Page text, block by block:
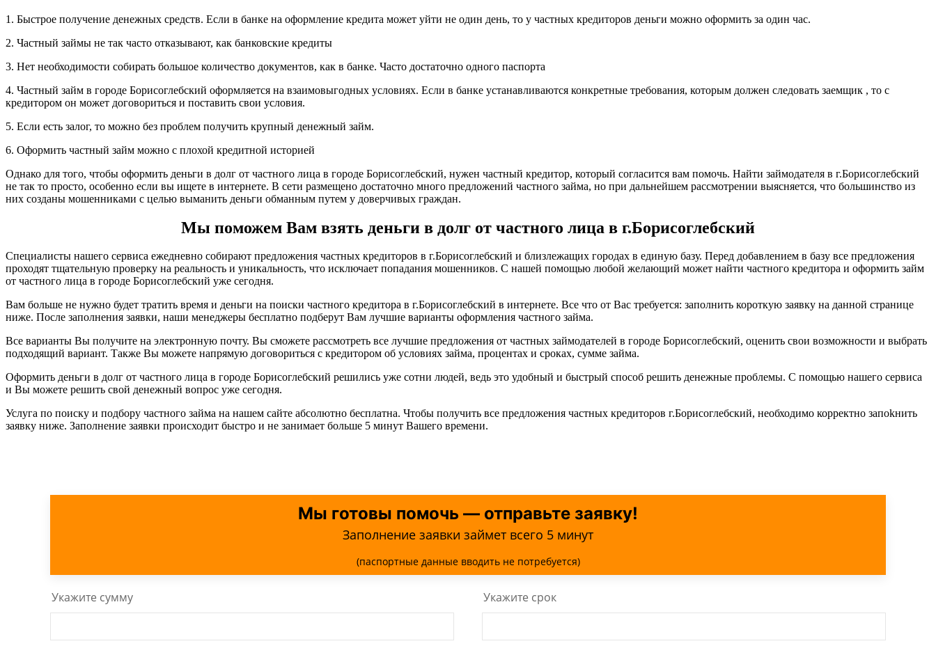
1. Быстрое получение денежных средств. Если в банке на оформление кредита может уйти не один день, то у частных кредиторов деньги можно оформить за один час.
2. Частный займы не так часто отказывают, как банковские кредиты
3. Нет необходимости собирать большое количество документов, как в банке. Часто достаточно одного паспорта
4. Частный займ в городе Борисоглебский оформляется на взаимовыгодных условиях. Если в банке устанавливаются конкретные требования, которым должен следовать заемщик , то с
кредитором он может договориться и поставить свои условия.
5. Если есть залог, то можно без проблем получить крупный денежный займ.
6. Оформить частный займ можно с плохой кредитной историей
Однако для того, чтобы оформить деньги в долг от частного лица в городе Борисоглебский, нужен частный кредитор, который согласится вам помочь. Найти займодателя в г.Борисоглебский
не так то просто, особенно если вы ищете в интернете. В сети размещено достаточно много предложений частного займа, но при дальнейшем рассмотрении выясняется, что большинство из
них созданы мошенниками с целью выманить деньги обманным путем у доверчивых граждан.
Мы поможем Вам взять деньги в долг от частного лица в г.Борисоглебский
Специалисты нашего сервиса ежедневно собирают предложения частных кредиторов в г.Борисоглебский и близлежащих городах в единую базу. Перед добавлением в базу все предложения
проходят тщательную проверку на реальность и уникальность, что исключает попадания мошенников. С нашей помощью любой желающий может найти частного кредитора и оформить займ
от частного лица в городе Борисоглебский уже сегодня.
Вам больше не нужно будет тратить время и деньги на поиски частного кредитора в г.Борисоглебский в интернете. Все что от Вас требуется: заполнить короткую заявку на данной странице
ниже. После заполнения заявки, наши менеджеры бесплатно подберут Вам лучшие варианты оформления частного займа.
Все варианты Вы получите на электронную почту. Вы сможете рассмотреть все лучшие предложения от частных займодателей в городе Борисоглебский, оценить свои возможности и выбрать
подходящий вариант. Также Вы можете напрямую договориться с кредитором об условиях займа, процентах и сроках, сумме займа.
Оформить деньги в долг от частного лица в городе Борисоглебский решились уже сотни людей, ведь это удобный и быстрый способ решить денежные проблемы. С помощью нашего сервиса
и Вы можете решить свой денежный вопрос уже сегодня.
Услуга по поиску и подбору частного займа на нашем сайте абсолютно бесплатна. Чтобы получить все предложения частных кредиторов г.Борисоглебский, необходимо корректно запоkнить
заявку ниже. Заполнение заявки происходит быстро и не занимает больше 5 минут Вашего времени.